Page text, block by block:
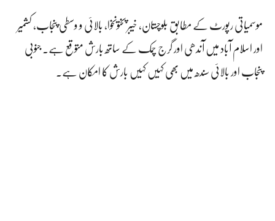
موسمیاتی رپورٹ کے مطابق بلوچستان، خیبر پختونخوا، بالائی و وسطی پنجاب، کشمیر
اور اسلام آباد میں آندھی اور گرج چمک کے ساتھ بارش متوقع ہے۔ جنوبی
پنجاب اور بالائی سندھ میں بھی کہیں کہیں بارش کا امکان ہے۔